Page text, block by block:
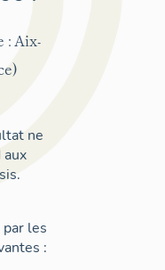
: Aix-
ne
aux
les
: